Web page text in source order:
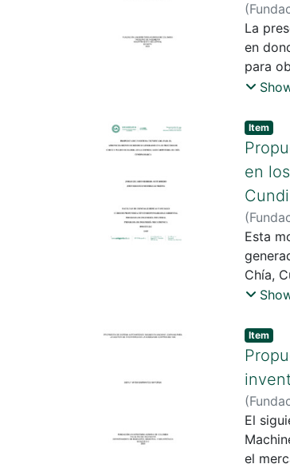
(
La
en
para
Item
en
(
Esta
Chía,
Item
(
,
El
el